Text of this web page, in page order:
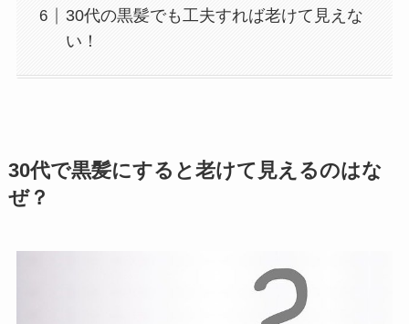
30代の黒髪でも工夫すれば老けて見えな
い！
30代で黒髪にすると老けて見えるのはな
ぜ？